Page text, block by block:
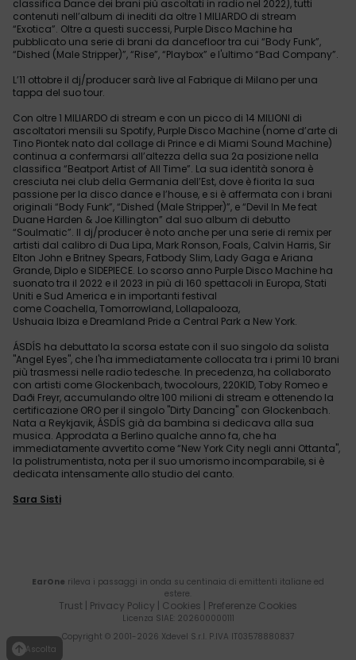
classifica Dance dei brani più ascoltati in radio nel 2022), tutti
contenuti nell’album di inediti da oltre 1 MILIARDO di stream
“Exotica”. Oltre a questi successi, Purple Disco Machine ha
pubblicato una serie di brani da dancefloor tra cui “Body Funk”,
“Dished (Male Stripper)”, “Rise”, “Playbox” e l'ultimo “Bad Company”.
L’11 ottobre il dj/producer sarà live al Fabrique di Milano per una
tappa del suo tour.
Con oltre 1 MILIARDO di stream e con un picco di 14 MILIONI di
ascoltatori mensili su Spotify, Purple Disco Machine (nome d’arte di
Tino Piontek nato dal collage di Prince e di Miami Sound Machine)
continua a confermarsi all’altezza della sua 2a posizione nella
classifica “Beatport Artist of All Time”. La sua identità sonora è
cresciuta nei club della Germania dell’Est, dove è fiorita la sua
passione per la disco dance e l’house, e si è affermata con i brani
originali “Body Funk”, “Dished (Male Stripper)”, e “Devil In Me feat
Duane Harden & Joe Killington” dal suo album di debutto
“Soulmatic”. Il dj/producer è noto anche per una serie di remix per
artisti dal calibro di Dua Lipa, Mark Ronson, Foals, Calvin Harris, Sir
Elton John e Britney Spears, Fatbody Slim, Lady Gaga e Ariana
Grande, Diplo e SIDEPIECE. Lo scorso anno Purple Disco Machine ha
suonato tra il 2022 e il 2023 in più di 160 spettacoli in Europa, Stati
Uniti e Sud America e in importanti festival
come Coachella, Tomorrowland, Lollapalooza,
Ushuaia Ibiza e Dreamland Pride a Central Park a New York.
ÁSDÍS ha debuttato la scorsa estate con il suo singolo da solista
"Angel Eyes", che l'ha immediatamente collocata tra i primi 10 brani
più trasmessi nelle radio tedesche. In precedenza, ha collaborato
con artisti come Glockenbach, twocolours, 220KID, Toby Romeo e
Daði Freyr, accumulando oltre 100 milioni di stream e ottenendo la
certificazione ORO per il singolo "Dirty Dancing" con Glockenbach.
Nata a Reykjavik, ÁSDÍS già da bambina si dedicava alla sua
musica. Approdata a Berlino qualche anno fa, che ha
immediatamente avvertito come “New York City negli anni Ottanta",
la polistrumentista, nota per il suo umorismo incomparabile, si è
dedicata intensamente allo studio del canto.
Sara Sisti
EarOne rileva i passaggi in onda su centinaia di emittenti italiane ed
estere.
Trust Privacy Policy Cookies Preferenze Cookies
Licenza SIAE: 202600000111
Copyright © 2001- 2026 Xdevel S.r.l. P.IVA IT03578880837
Ascolta